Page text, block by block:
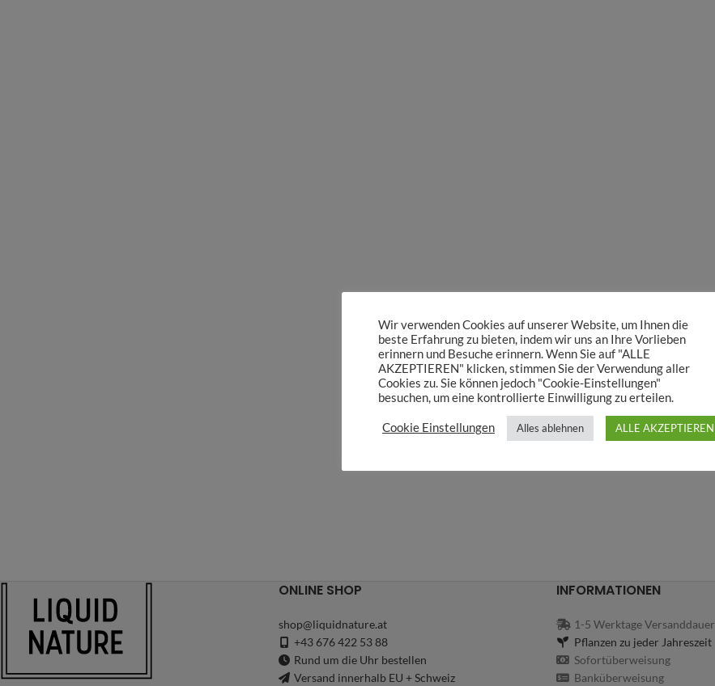
ONLINE SHOP
shop@liquidnature.at
+43 676 422 53 88
Rund um die Uhr bestellen
Versand innerhalb EU + Schweiz
INFORMATIONEN
1-5 Werktage Versanddauer
Pflanzen zu jeder Jahreszeit
Sofortüberweisung
Banküberweisung
Wir verwenden Cookies auf unserer Website, um Ihnen die
beste Erfahrung zu bieten, indem wir uns an Ihre Vorlieben
erinnern und Besuche erinnern. Wenn Sie auf "ALLE
AKZEPTIEREN" klicken, stimmen Sie der Verwendung aller
Cookies zu. Sie können jedoch "Cookie-Einstellungen"
besuchen, um eine kontrollierte Einwilligung zu erteilen.
Cookie Einstellungen Alles ablehnen ALLE AKZEPTIEREN